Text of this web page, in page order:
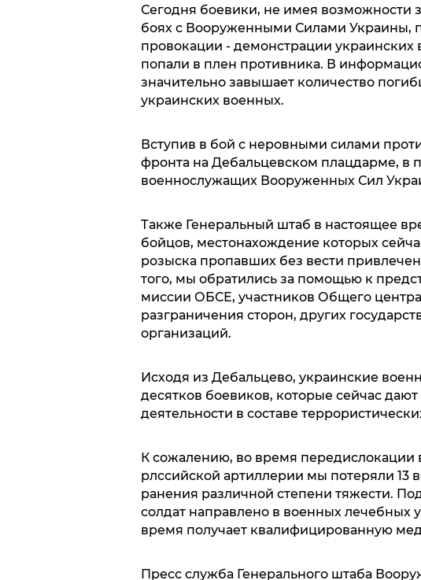
Сегодня боевики, не имея возможности
боях с Вооруженными Силами Украины,
провокации - демонстрации
попали в плен противника. В
значительно завышает количество
украинских военных.
Вступив в бой с неровными силами
фронта на Дебальцевском плацдарме, в
военнослужащих Вооруженных Сил
Также Генеральный штаб в настоящее
бойцов, местонахождение которых
розыска пропавших без вести
того, мы обратились за помощью к
миссии ОБСЕ, участников Общего
разграничения сторон, других
организаций.
Исходя из Дебальцево, украинские
десятков боевиков, которые сейчас
деятельности в составе
К сожалению, во время передислокации
рлссийской артиллерии мы потеряли 13
ранения различной степени тяжести.
солдат направлено в военных лечебных
время получает квалифицированную
Пресс служба Генерального штаба